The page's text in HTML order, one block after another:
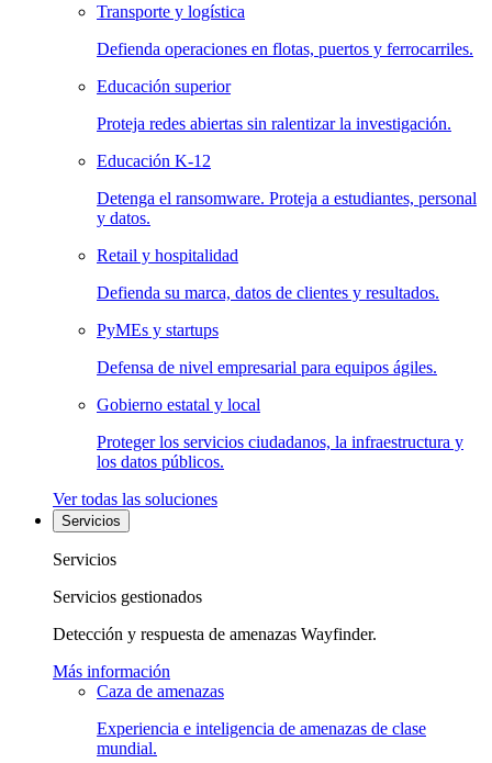
Transporte y logística
Defienda operaciones en flotas, puertos y ferrocarriles.
Educación superior
Proteja redes abiertas sin ralentizar la investigación.
Educación K-12
Detenga el ransomware. Proteja a estudiantes, personal
y datos.
Retail y hospitalidad
Defienda su marca, datos de clientes y resultados.
PyMEs y startups
Defensa de nivel empresarial para equipos ágiles.
Gobierno estatal y local
Proteger los servicios ciudadanos, la infraestructura y
los datos públicos.
Ver todas las soluciones
Servicios
Servicios
Servicios gestionados
Detección y respuesta de amenazas Wayfinder.
Más información
Caza de amenazas
Experiencia e inteligencia de amenazas de clase
mundial.